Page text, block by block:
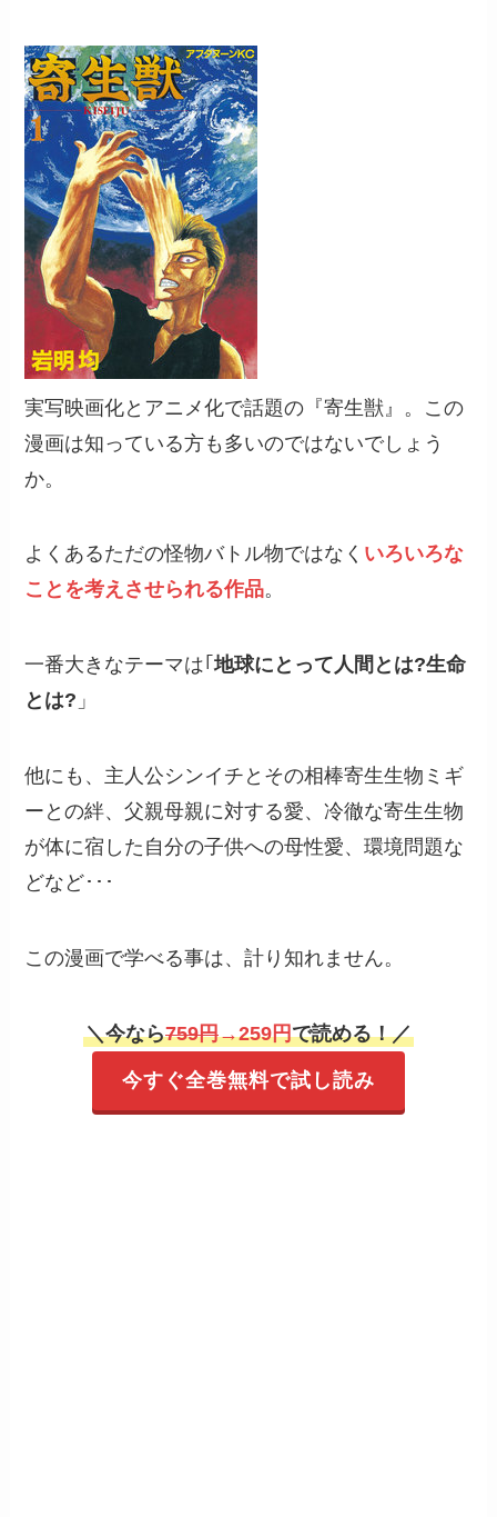
実写映画化とアニメ化で話題の『寄生獣』。この
漫画は知っている方も多いのではないでしょう
か。
よくあるただの怪物バトル物ではなく いろいろな
ことを考えさせられる作品。
一番大きなテーマは｢地球にとって人間とは?生命
とは? 」
他にも、主人公シンイチとその相棒寄生生物ミギ
ーとの絆、父親母親に対する愛、冷徹な寄生生物
が体に宿した自分の子供への母性愛、環境問題な
どなど･･･
この漫画で学べる事は、計り知れません。
＼今なら759円→259円で読める！／
今すぐ全巻無料で試し読み